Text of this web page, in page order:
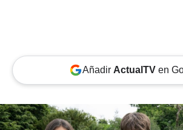
Añadir ActualTVen